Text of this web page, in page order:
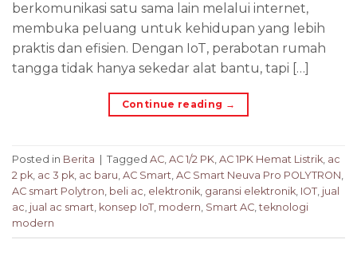
berkomunikasi satu sama lain melalui internet,
membuka peluang untuk kehidupan yang lebih
praktis dan efisien. Dengan IoT, perabotan rumah
tangga tidak hanya sekedar alat bantu, tapi […]
Continue reading →
Posted in Berita Tagged AC AC 1/2 PK AC 1PK Hemat Listrik ac
2 pk ac 3 pk ac baru AC Smart AC Smart Neuva Pro POLYTRON
AC smart Polytron beli ac elektronik garansi elektronik IOT jual
ac jual ac smart konsep IoT modern Smart AC teknologi
modern